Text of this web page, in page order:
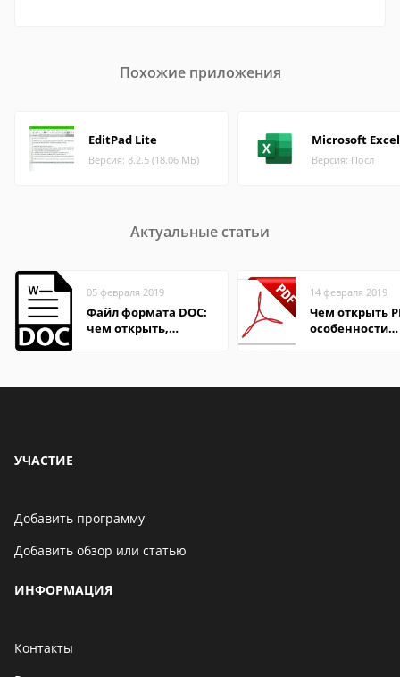
Похожие приложения
EditPad Lite
Версия: 8.2.5 (18.06 МБ)
Microsoft Excel
Версия: Посл
Актуальные статьи
05 февраля 2019
Файл формата DOC:
чем открыть,
14 февраля 2019
Чем открыть
особенности
УЧАСТИЕ
Добавить программу
Добавить обзор или статью
ИНФОРМАЦИЯ
Контакты